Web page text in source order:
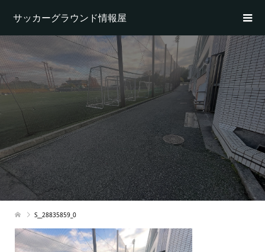
サッカーグラウンド情報屋
S__28835859_0